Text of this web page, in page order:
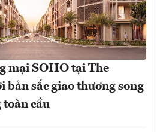
mại SOHO tại The
bản sắc giao thương song
toàn cầu